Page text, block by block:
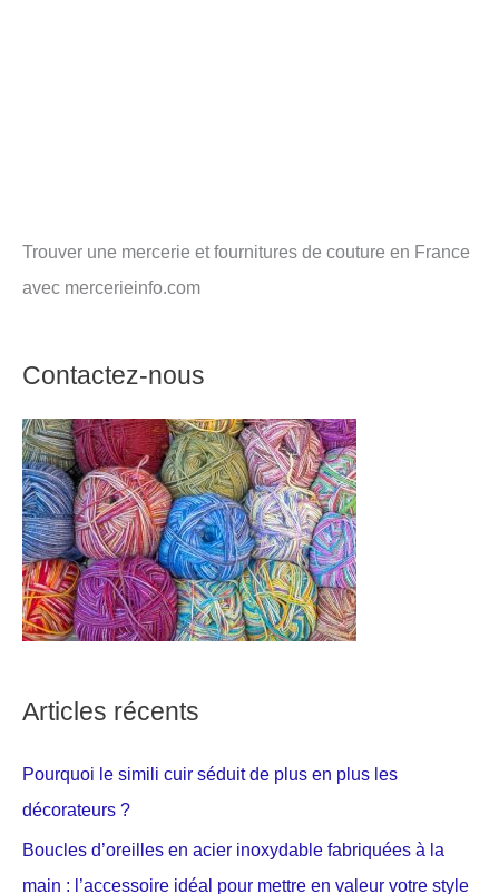
Trouver une mercerie et fournitures de couture en France
avec mercerieinfo.com
Contactez-nous
Articles récents
Pourquoi le simili cuir séduit de plus en plus les
décorateurs ?
Boucles d’oreilles en acier inoxydable fabriquées à la
main : l’accessoire idéal pour mettre en valeur votre style